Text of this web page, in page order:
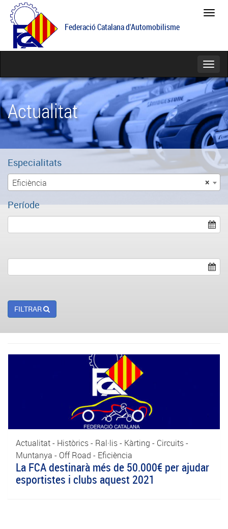
Federació Catalana d'Automobilisme
Actualitat
Especialitats
×
Eficiència
Període
FILTRAR
Actualitat - Històrics - Ral·lis - Kàrting - Circuits -
Muntanya - Off Road - Eficiència
La FCA destinarà més de 50.000€ per ajudar
esportistes i clubs aquest 2021